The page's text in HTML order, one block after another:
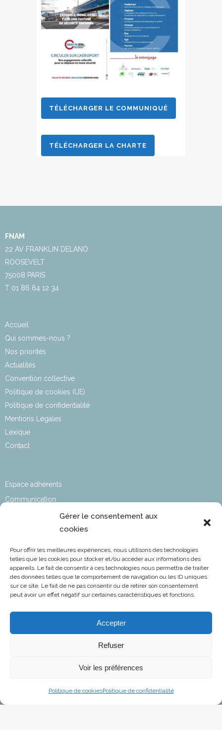
Gérer le consentement aux
cookies
Pour offrir les meilleures expériences, nous utilisons des technologies
telles que les cookies pour stocker et/ou accéder aux informations des
appareils. Le fait de consentir à ces technologies nous permettra de traiter
des données telles que le comportement de navigation ou les ID uniques
sur ce site. Le fait de ne pas consentir ou de retirer son consentement
peut avoir un effet négatif sur certaines caractéristiques et fonctions.
Accepter
Refuser
Voir les préférences
Politique de cookiesPolitique de confidentialité
TÉLÉCHARGER LE COMMUNIQUÉ
TÉLÉCHARGER LA CHARTE
FNAM
22 AV FRANKLIN DELANO
ROOSEVELT
75008 PARIS
T 01 86 64 12 34
Accueil
Qui sommes-nous ?
Nos priorités
Actualités
Convention collective
Politique de cookies (UE)
Politique de confidentialité
Mentions Légales
Lexique
Contact
Espace adhérents
Communication
Développement durable
Affaires Aéroportuaires
Informations statutaires​
L’aviation en chiffres